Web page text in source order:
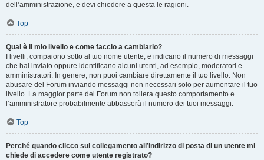
dell’amministrazione, e devi chiedere a questa le ragioni.
Top
Qual è il mio livello e come faccio a cambiarlo?
I livelli, compaiono sotto al tuo nome utente, e indicano il numero di messaggi
che hai inviato oppure identificano alcuni utenti, ad esempio, moderatori e
amministratori. In genere, non puoi cambiare direttamente il tuo livello. Non
abusare del Forum inviando messaggi non necessari solo per aumentare il tuo
livello. La maggior parte dei Forum non tollera questo comportamento e
l’amministratore probabilmente abbasserà il numero dei tuoi messaggi.
Top
Perché quando clicco sul collegamento all’indirizzo di posta di un utente mi
chiede di accedere come utente registrato?